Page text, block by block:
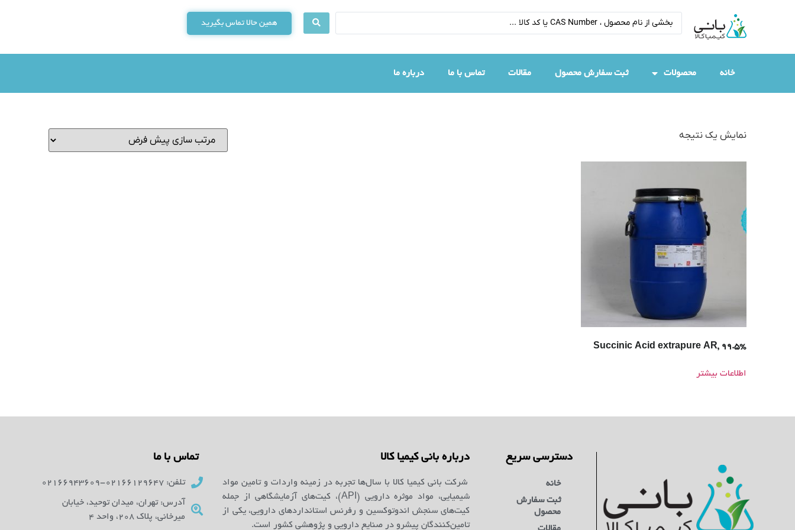
همین حالا تماس بگیرید
خانه محصولات ثبت سفارش محصول مقالات تماس با ما درباره ما
نمایش یک نتیجه
Succinic Acid extrapure AR, 99.5%
اطلاعات بیشتر
دسترسی سریع
خانه
ثبت سفارش
محصول
درباره بانی کیمیا کالا
شرکت بانی کیمیا کالا با سال‌ها تجربه در زمینه واردات و تامین مواد
شیمیایی، مواد موثره دارویی (API)، کیت‌های آزمایشگاهی از جمله
کیت‌های سنجش اندوتوکسین و رفرنس استانداردهای دارویی، یکی از
تامین‌کنندگان پیشرو در صنایع دارویی و پژوهشی کشور است.
تماس با ما
تلفن: 02166129647-02166943609
آدرس: تهران، میدان توحید، خیابان
میرخانی، پلاک 208، واحد 4